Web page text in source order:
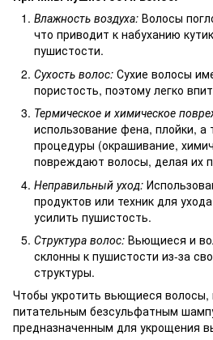
Влажность воздуха: Волосы
что приводит к набуханию
пушистости.
Сухость волос: Сухие волосы
пористость, поэтому легко
Термическое и химическое
использование фена, плойки, а
процедуры (окрашивание,
повреждают волосы, делая их
Неправильный уход:
продуктов или техник для
усилить пушистость.
Структура волос: Вьющиеся и
склонны к пушистости из-за
структуры.
Чтобы укротить вьющиеся волосы,
питательным безсульфатным
предназначенным для укрощения